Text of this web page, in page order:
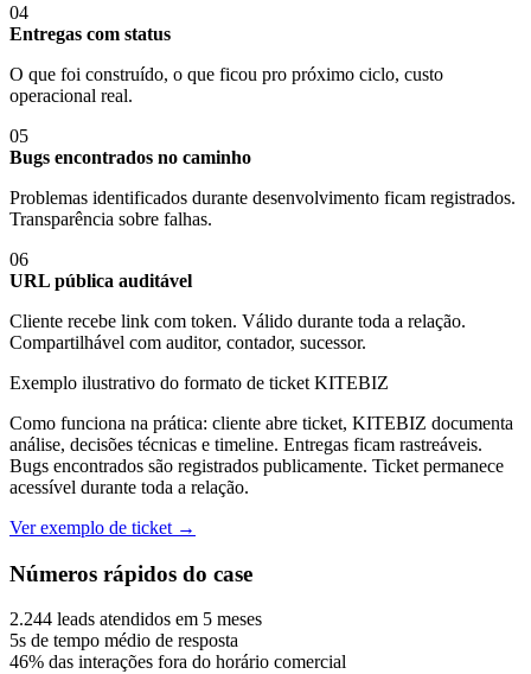
04
Entregas com status
O que foi construído, o que ficou pro próximo ciclo, custo
operacional real.
05
Bugs encontrados no caminho
Problemas identificados durante desenvolvimento ficam registrados.
Transparência sobre falhas.
06
URL pública auditável
Cliente recebe link com token. Válido durante toda a relação.
Compartilhável com auditor, contador, sucessor.
Exemplo ilustrativo do formato de ticket KITEBIZ
Como funciona na prática: cliente abre ticket, KITEBIZ documenta
análise, decisões técnicas e timeline. Entregas ficam rastreáveis.
Bugs encontrados são registrados publicamente. Ticket permanece
acessível durante toda a relação.
Ver exemplo de ticket →
Números rápidos do case
2.244 leads atendidos em 5 meses
5s de tempo médio de resposta
46% das interações fora do horário comercial